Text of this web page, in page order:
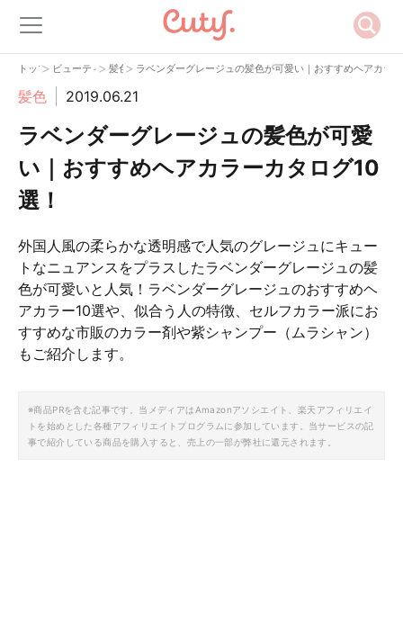
トップ
> ビューティー
> 髪色> ラベンダーグレージュの髪色が可愛い｜おすすめヘアカラ
髪色 2019.06.21
ラベンダーグレージュの髪色が可愛
い｜おすすめヘアカラーカタログ10
選！
外国人風の柔らかな透明感で人気のグレージュにキュー
トなニュアンスをプラスしたラベンダーグレージュの髪
色が可愛いと人気！ラベンダーグレージュのおすすめヘ
アカラー10選や、似合う人の特徴、セルフカラー派にお
すすめな市販のカラー剤や紫シャンプー（ムラシャン）
もご紹介します。
※商品PRを含む記事です。当メディアはAmazonアソシエイト、楽天アフィリエイ
トを始めとした各種アフィリエイトプログラムに参加しています。当サービスの記
事で紹介している商品を購入すると、売上の一部が弊社に還元されます。